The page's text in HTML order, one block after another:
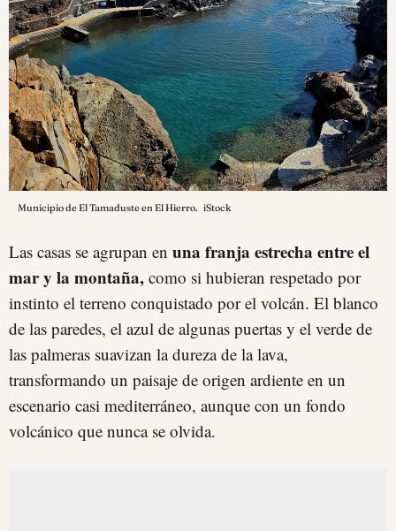
Municipio de El Tamaduste en El Hierro. iStock
Las casas se agrupan en una franja estrecha entre el
mar y la montaña, como si hubieran respetado por
instinto el terreno conquistado por el volcán. El blanco
de las paredes, el azul de algunas puertas y el verde de
las palmeras suavizan la dureza de la lava,
transformando un paisaje de origen ardiente en un
escenario casi mediterráneo, aunque con un fondo
volcánico que nunca se olvida.